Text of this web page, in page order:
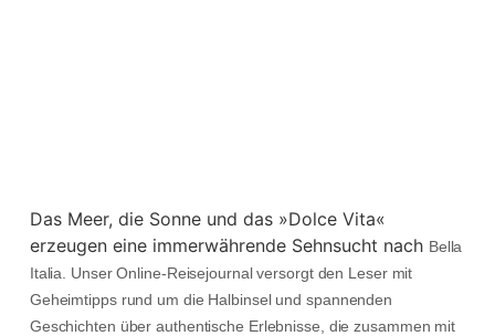
Das Meer, die Sonne und das »Dolce Vita«
erzeugen eine immerwährende Sehnsucht nach Bella
Italia. Unser Online-Reisejournal versorgt den Leser mit
Geheimtipps rund um die Halbinsel und spannenden
Geschichten über authentische Erlebnisse, die zusammen mit